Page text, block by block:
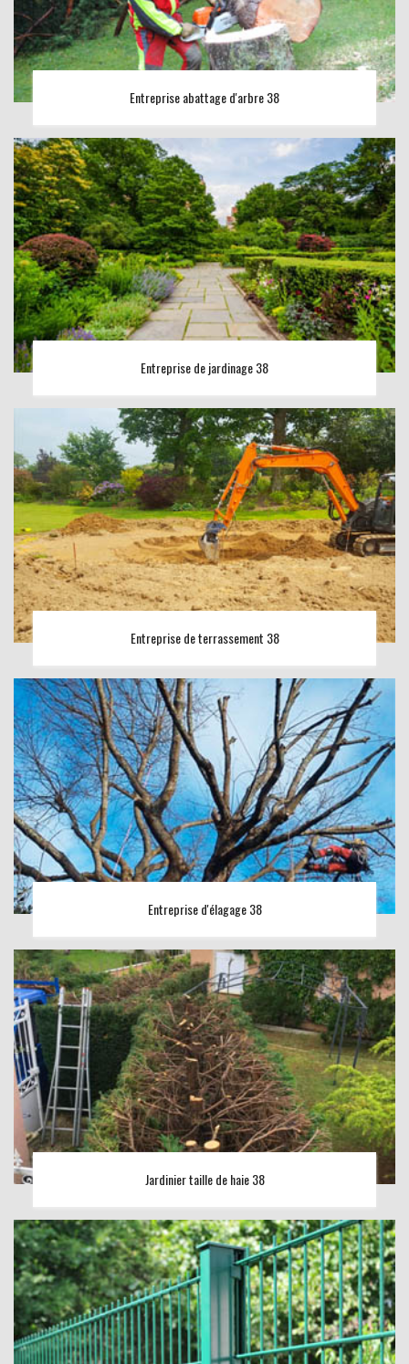
Entreprise abattage d'arbre 38
Entreprise de jardinage 38
Entreprise de terrassement 38
Entreprise d'élagage 38
Jardinier taille de haie 38